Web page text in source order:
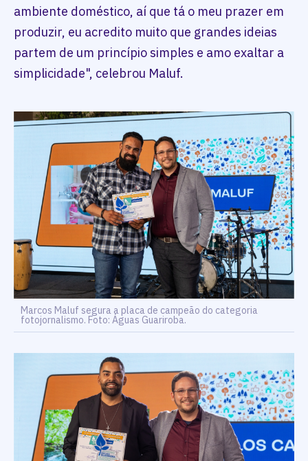
ambiente doméstico, aí que tá o meu prazer em
produzir, eu acredito muito que grandes ideias
partem de um princípio simples e amo exaltar a
simplicidade", celebrou Maluf.
Marcos Maluf segura a placa de campeão do categoria
fotojornalismo. Foto: Águas Guariroba.